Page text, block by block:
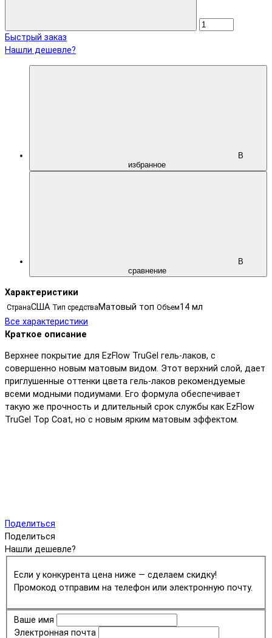
Быстрый заказ
Нашли дешевле?
В
избранное
В
сравнение
Характеристики
СтранаСША Тип средства Матовый топ Объем14 мл
Все характеристики
Краткое описание
Верхнее покрытие для EzFlow TruGel гель-лаков, с
совершенно новым матовым видом. Этот верхний слой, дает
приглушенные оттенки цвета гель-лаков рекомендуемые
всеми модными подиумами. Его формула обеспечивает
такую же прочность и длительный срок службы как EzFlow
TruGel Top Coat, но с новым ярким матовым эффектом.
Поделиться
Поделиться
Нашли дешевле?
Если у конкурента цена ниже — сделаем скидку!
Промокод отправим на телефон или электронную почту.
Ваше имя
Электронная почта